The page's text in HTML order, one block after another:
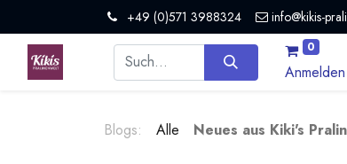
+49 (0)571 3988324 info@kikis-
0
Anmelden
Blogs: Alle Neues aus Kiki's